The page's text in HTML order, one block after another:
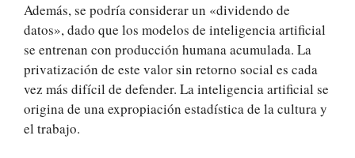
Además, se podría considerar un «dividendo de
datos», dado que los modelos de inteligencia artificial
se entrenan con producción humana acumulada. La
privatización de este valor sin retorno social es cada
vez más difícil de defender. La inteligencia artificial se
origina de una expropiación estadística de la cultura y
el trabajo.